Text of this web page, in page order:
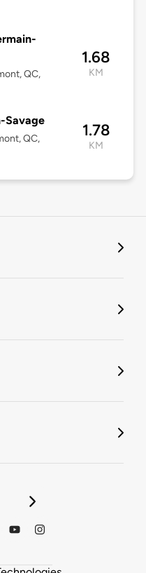
QC,
1.68
KM
Savage
QC,
1.78
KM